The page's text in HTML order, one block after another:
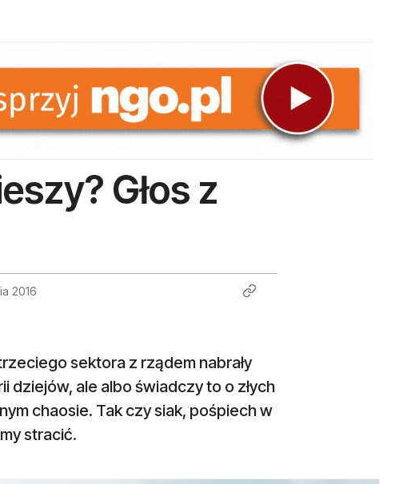
Głos z
2016
sektora z rządem nabrały
dziejów, ale albo świadczy to o złych
chaosie. Tak czy siak, pośpiech w
stracić.